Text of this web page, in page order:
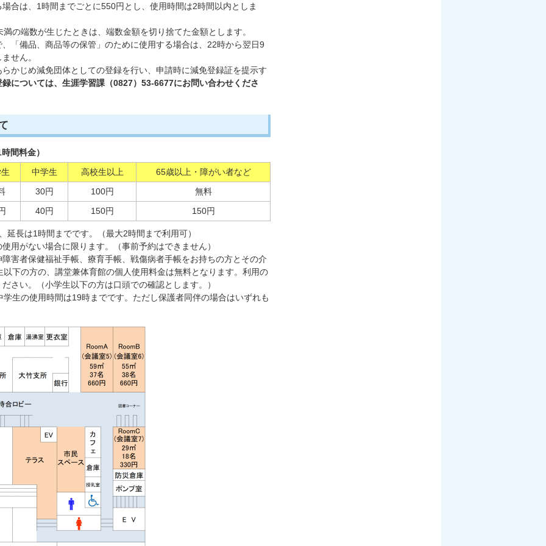
合は、1時間までごとに550円とし、使用時間は2時間以内としま
の端数が生じたときは、端数金額を切り捨てた金額とします。
「備品、商品等の保管」のために使用する場合は、22時から翌日9
せん。
かじめ減免団体としての登録を行い、申請時に減免登録証を提示す
については、生涯学習課（0827）53-6677にお問い合わせくださ
間料金）
中学生 高校生以上
65歳以上・障がい者など
30円 100円
無料
40円 150円 150円
延長は1時間までです。（最大2時間まで利用可）
用がない場合に限ります。（事前予約はできません）
害者保健福祉手帳、療育手帳、戦傷病者手帳をお持ちの方とその介
下の方の、講堂兼体育館の個人使用料金は無料となります。利用の
さい。（小学生以下の方は口頭での確認とします。）
生の使用時間は19時までです。ただし保護者同伴の場合はいずれも